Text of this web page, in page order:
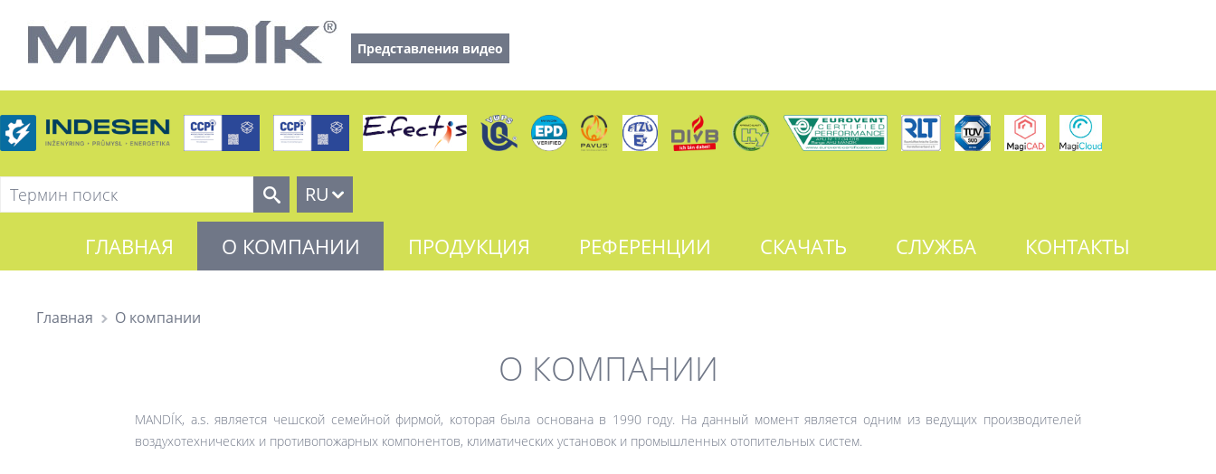
Представления видео
RU
ГЛАВНАЯ О КОМПАНИИ ПРОДУКЦИЯ РЕФЕРЕНЦИИ СКАЧАТЬ СЛУЖБА КОНТАКТЫ
Главная О компании
О КОМПАНИИ
MANDÍK, a.s. является чешской семейной фирмой, которая была основана в 1990 году. На данный момент является одним из ведущих производителей
воздухотехнических и противопожарных компонентов, климатических установок и промышленных отопительных систем.